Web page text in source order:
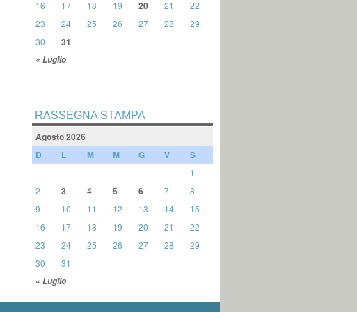
« Luglio
16
17 18 19 20 21
22
23
24 25 26 27 28
29
30
31
RASSEGNA STAMPA
Agosto 2026
D
L M M G V S
« Luglio
1
2
3 4 5 6 7
8
9
10 11 12 13 14
15
16
17 18 19 20 21
22
23
24 25 26 27 28
29
30
31